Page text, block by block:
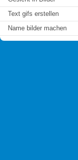
Text gifs erstellen
Name bilder machen